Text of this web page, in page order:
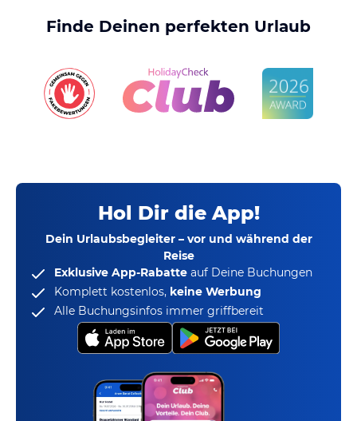
Finde Deinen perfekten Urlaub
Hol Dir die App!
Dein Urlaubsbegleiter – vor und während der
Reise
Exklusive App-Rabatte auf Deine Buchungen
Komplett kostenlos, keine Werbung
Alle Buchungsinfos immer griffbereit